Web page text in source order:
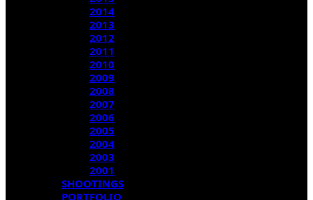
2014
2013
2012
2011
2010
2009
2008
2007
2006
2005
2004
2003
2001
SHOOTINGS
PORTFOLIO